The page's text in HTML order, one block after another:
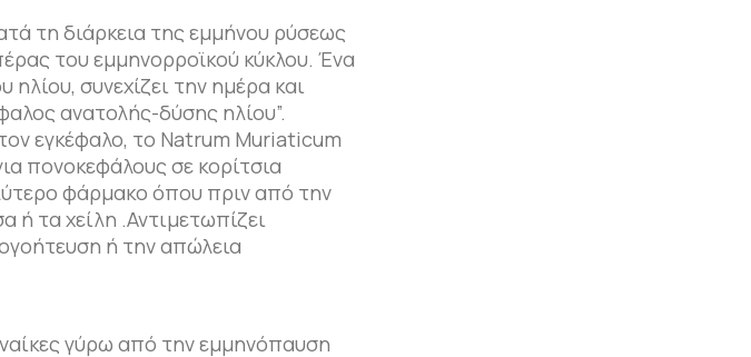
τη διάρκεια της εμμήνου ρύσεως
του εμμηνορροϊκού κύκλου. Ένα
συνεχίζει την ημέρα και
ανατολής-δύσης ηλίου”.
εγκέφαλο, το Natrum Muriaticum
πονοκεφάλους σε κορίτσια
φάρμακο όπου πριν από την
ή τα χείλη .Αντιμετωπίζει
ή την απώλεια
γύρω από την εμμηνόπαυση